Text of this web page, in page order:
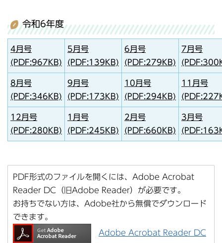
令和6年度
4月号
(PDF:967KB)
5月号
(PDF:139KB)
6月号
(PDF:279KB)
7月号
8月号
(PDF:346KB)
9月号
(PDF:173KB)
10月号
(PDF:294KB)
11月号
12月号
(PDF:280KB)
1月号
(PDF:245KB)
2月号
(PDF:660KB)
3月号
PDF形式のファイルを開くには、Adobe Acrobat
Reader DC（旧Adobe Reader）が必要です。
お持ちでない方は、Adobe社から無償でダウンロード
できます。
Adobe Acrobat Reader DC